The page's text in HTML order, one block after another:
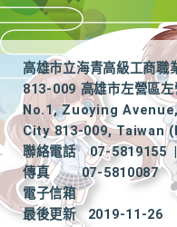
高雄市立海青高級工商職
813-009 高雄市左營區左
No.1, Zuoying
City 813-009, Taiwan
聯絡電話
07-5819155
傳真
07-5810087
電子信箱
最後更新
2019-11-26